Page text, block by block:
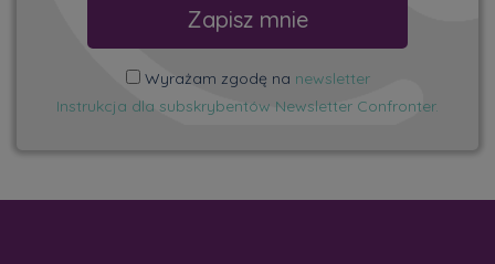
Wyrażam zgodę na newsletter
Instrukcja dla subskrybentów Newsletter Confronter.